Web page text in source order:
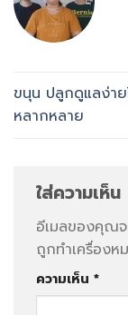
ขนุน ปลูกดูแลง่าย
หลากหลาย
ใส่ความเห็น
อีเมลของคุณจ
ถูกทำเครื่องห
ความเห็น *